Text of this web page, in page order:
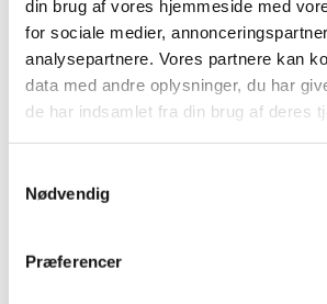
din brug af vores hjemmeside med
for sociale medier,
analysepartnere. Vores partnere kan
data med andre oplysninger, du har
de har indsamlet fra din brug af deres
Nødvendig
Præferencer
motivation for at deltage.
Rejseudgifter dækkes af Erasmus+-
Seminaret afvikles på engelsk.